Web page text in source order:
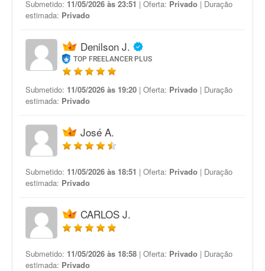
Submetido: 11/05/2026 às 23:51 | Oferta: Privado | Duração
estimada: Privado
Denilson J.
TOP FREELANCER PLUS
Submetido: 11/05/2026 às 19:20 | Oferta: Privado | Duração
estimada: Privado
José A.
Submetido: 11/05/2026 às 18:51 | Oferta: Privado | Duração
estimada: Privado
CARLOS J.
Submetido: 11/05/2026 às 18:58 | Oferta: Privado | Duração
estimada: Privado